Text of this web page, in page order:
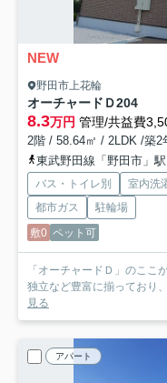
NEW
野田市上花輪
オーチャードＤ204
8.3万円 管理/共益費
2階 / 58.64㎡ / 2LDK /築2
東武野田線「野田市」
バス・トイレ別 室内洗
都市ガス
駐輪場
敷0 ペット可
「オーチャードＤ」のここ
独立など豊富に揃っており
見る
アパート